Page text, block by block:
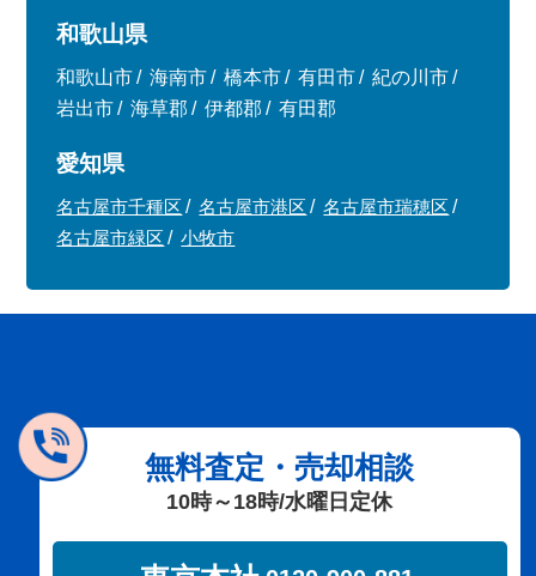
和歌山県
和歌山市 海南市 橋本市 有田市
紀の川市
岩出市
海草郡 伊都郡 有田郡
愛知県
名古屋市千種区 名古屋市港区
名古屋市瑞穂区
名古屋市緑区
小牧市
無料査定・売却相談
10時～18時/水曜日定休